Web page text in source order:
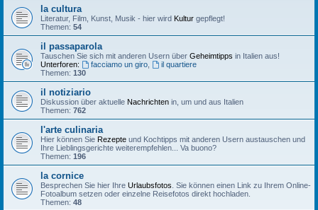
la cultura
Literatur, Film, Kunst, Musik - hier wird Kultur gepflegt!
Themen: 54
il passaparola
Tauschen Sie sich mit anderen Usern über Geheimtipps in Italien aus!
Unterforen:
facciamo un giro,
il quartiere
Themen: 130
il notiziario
Diskussion über aktuelle Nachrichten in, um und aus Italien
Themen: 762
l'arte culinaria
Hier können Sie Rezepte und Kochtipps mit anderen Usern austauschen und
Ihre Lieblingsgerichte weiterempfehlen... Va buono?
Themen: 196
la cornice
Besprechen Sie hier Ihre Urlaubsfotos . Sie können einen Link zu Ihrem Online-
Fotoalbum setzen oder einzelne Reisefotos direkt hochladen.
Themen: 48